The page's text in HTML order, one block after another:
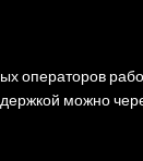
операторов
можно